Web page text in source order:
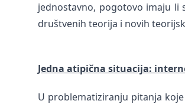
jednostavno, pogotovo imaju li
društvenih teorija i novih
Jedna atipična situacija:
U problematiziranju pitanja